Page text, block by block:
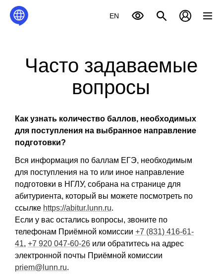
EN
Часто задаваемые
вопросы
Как узнать количество баллов, необходимых
для поступления на выбранное направление
подготовки?
Вся информация по баллам ЕГЭ, необходимым
для поступления на то или иное направление
подготовки в НГЛУ, собрана на странице для
абитуриента, который вы можете посмотреть по
ссылке https://abitur.lunn.ru.
Если у вас остались вопросы, звоните по
телефонам Приёмной комиссии +7 (831) 416-61-
41, +7 920 047-60-26 или обратитесь на адрес
электронной почты Приёмной комиссии
priem@lunn.ru.